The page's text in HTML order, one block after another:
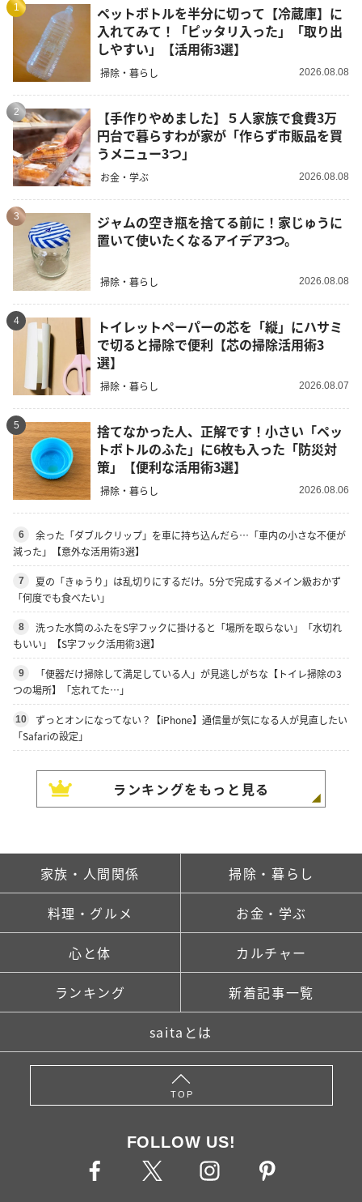
1
ペットボトルを半分に切って【冷蔵庫】に
入れてみて！「ピッタリ入った」「取り出
しやすい」【活用術3選】
掃除・暮らし 2026.08.08
2
【手作りやめました】５人家族で食費3万
円台で暮らすわが家が「作らず市販品を買
うメニュー3つ」
お金・学ぶ 2026.08.08
3
ジャムの空き瓶を捨てる前に！家じゅうに
置いて使いたくなるアイデア3つ。
掃除・暮らし 2026.08.08
4
トイレットペーパーの芯を「縦」にハサミ
で切ると掃除で便利【芯の掃除活用術3
選】
掃除・暮らし 2026.08.07
5
捨てなかった人、正解です！小さい「ペッ
トボトルのふた」に6枚も入った「防災対
策」【便利な活用術3選】
掃除・暮らし 2026.08.06
6
余った「ダブルクリップ」を車に持ち込んだら…「車内の小さな不便が
減った」【意外な活用術3選】
7
夏の「きゅうり」は乱切りにするだけ。5分で完成するメイン級おかず
「何度でも食べたい」
8
洗った水筒のふたをS字フックに掛けると「場所を取らない」「水切れ
もいい」【S字フック活用術3選】
9
「便器だけ掃除して満足している人」が見逃しがちな【トイレ掃除の3
つの場所】「忘れてた…」
10
ずっとオンになってない？【iPhone】通信量が気になる人が見直したい
「Safariの設定」
ランキングをもっと見る
家族・人間関係 掃除・暮らし
料理・グルメ お金・学ぶ
心と体 カルチャー
ランキング 新着記事一覧
saitaとは
TOP
FOLLOW US!